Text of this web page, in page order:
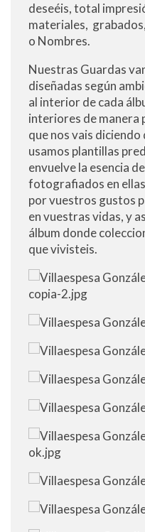
deseéis, total
materiales,
o Nombres.
Nuestras Guardas
diseñadas según
al interior de cada
interiores de manera
que nos vais diciendo
usamos plantillas
envuelve la esencia
fotografiados en
por vuestros gustos
en vuestras vidas, y
álbum donde
que vivisteis.